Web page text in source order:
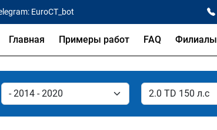
EuroCT_bot
Главная Примеры работ FAQ Филиалы